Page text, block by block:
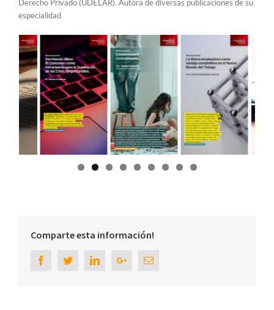
Derecho Privado (UDELAR). Autora de diversas publicaciones de su
especialidad
Comparte esta información!
FacebookTwitterLinkedinGoogle+Email